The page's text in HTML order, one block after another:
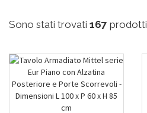
Sono stati trovati 167 prodotti